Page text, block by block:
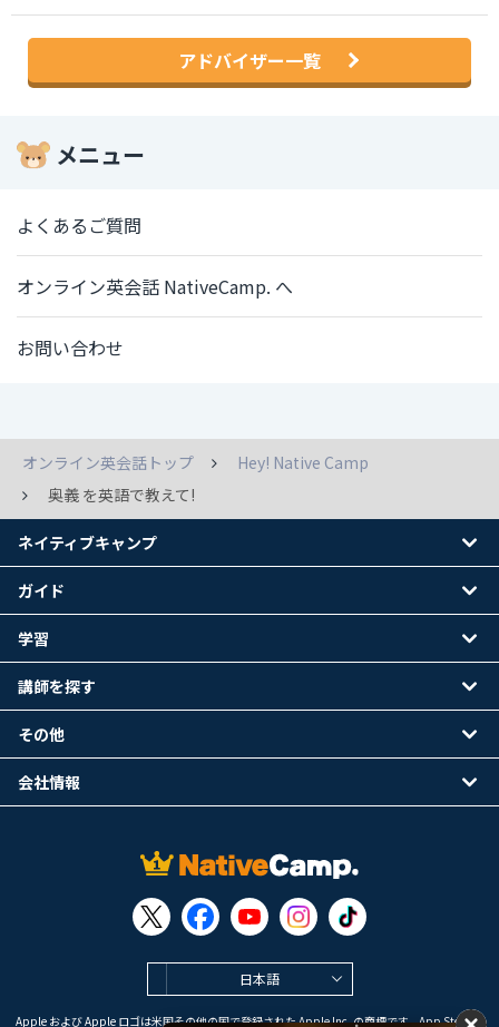
アドバイザー一覧
メニュー
よくあるご質問
オンライン英会話 NativeCamp. へ
お問い合わせ
オンライン英会話トップ
Hey! Native Camp
奥義 を英語で教えて!
日本語
Apple および Apple ロゴは米国その他の国で登録された Apple Inc. の商標です。App Store は
ネイティブキャンプ
ガイド
学習
講師を探す
その他
会社情報